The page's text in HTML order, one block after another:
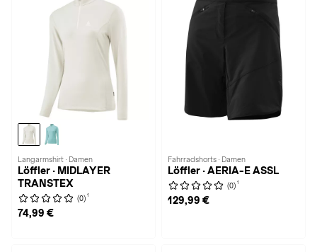
Langarmshirt · Damen
Löffler · MIDLAYER
TRANSTEX
(0) 1
74,99 €
Fahrradshorts · Damen
Löffler · AERIA-E ASSL
(0) 1
129,99 €